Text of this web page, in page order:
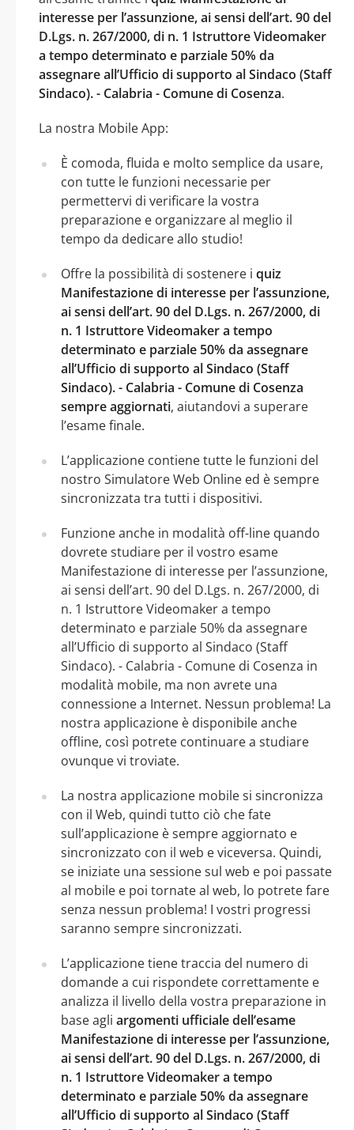
interesse per l’assunzione, ai sensi dell’art. 90 del
D.Lgs. n. 267/2000, di n. 1 Istruttore Videomaker
a tempo determinato e parziale 50% da
assegnare all’Ufficio di supporto al Sindaco (Staff
Sindaco). - Calabria - Comune di Cosenza.
La nostra Mobile App:
È comoda, fluida e molto semplice da usare,
con tutte le funzioni necessarie per
permettervi di verificare la vostra
preparazione e organizzare al meglio il
tempo da dedicare allo studio!
Offre la possibilità di sostenere i quiz
Manifestazione di interesse per l’assunzione,
ai sensi dell’art. 90 del D.Lgs. n. 267/2000, di
n. 1 Istruttore Videomaker a tempo
determinato e parziale 50% da assegnare
all’Ufficio di supporto al Sindaco (Staff
Sindaco). - Calabria - Comune di Cosenza
sempre aggiornati, aiutandovi a superare
l’esame finale.
L’applicazione contiene tutte le funzioni del
nostro Simulatore Web Online ed è sempre
sincronizzata tra tutti i dispositivi.
Funzione anche in modalità off-line quando
dovrete studiare per il vostro esame
Manifestazione di interesse per l’assunzione,
ai sensi dell’art. 90 del D.Lgs. n. 267/2000, di
n. 1 Istruttore Videomaker a tempo
determinato e parziale 50% da assegnare
all’Ufficio di supporto al Sindaco (Staff
Sindaco). - Calabria - Comune di Cosenza in
modalità mobile, ma non avrete una
connessione a Internet. Nessun problema! La
nostra applicazione è disponibile anche
offline, così potrete continuare a studiare
ovunque vi troviate.
La nostra applicazione mobile si sincronizza
con il Web, quindi tutto ciò che fate
sull’applicazione è sempre aggiornato e
sincronizzato con il web e viceversa. Quindi,
se iniziate una sessione sul web e poi passate
al mobile e poi tornate al web, lo potrete fare
senza nessun problema! I vostri progressi
saranno sempre sincronizzati.
L’applicazione tiene traccia del numero di
domande a cui rispondete correttamente e
analizza il livello della vostra preparazione in
base agli argomenti ufficiale dell’esame
Manifestazione di interesse per l’assunzione,
ai sensi dell’art. 90 del D.Lgs. n. 267/2000, di
n. 1 Istruttore Videomaker a tempo
determinato e parziale 50% da assegnare
all’Ufficio di supporto al Sindaco (Staff